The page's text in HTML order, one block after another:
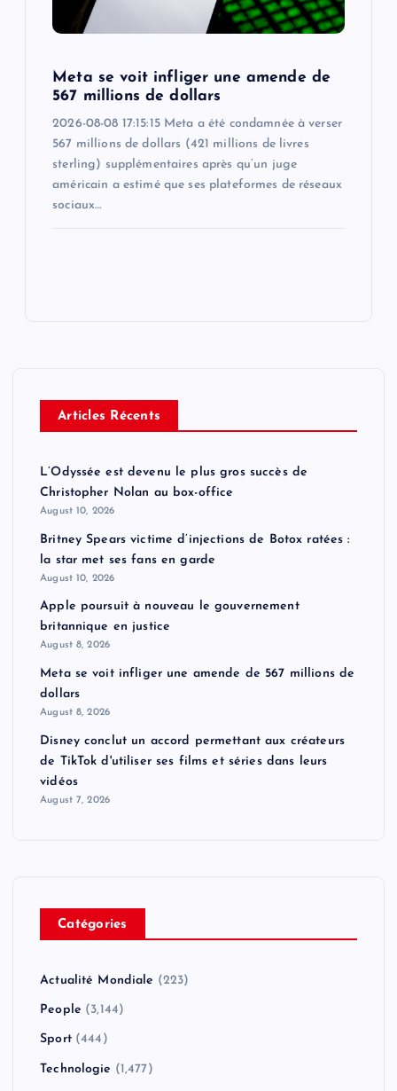
Meta se voit infliger une amende de
567 millions de dollars
2026-08-08 17:15:15 Meta a été condamnée à verser
567 millions de dollars (421 millions de livres
sterling) supplémentaires après qu’un juge
américain a estimé que ses plateformes de réseaux
sociaux…
Articles Récents
L’Odyssée est devenu le plus gros succès de
Christopher Nolan au box-office
August 10, 2026
Britney Spears victime d’injections de Botox ratées :
la star met ses fans en garde
August 10, 2026
Apple poursuit à nouveau le gouvernement
britannique en justice
August 8, 2026
Meta se voit infliger une amende de 567 millions de
dollars
August 8, 2026
Disney conclut un accord permettant aux créateurs
de TikTok d'utiliser ses films et séries dans leurs
vidéos
August 7, 2026
Catégories
Actualité Mondiale (223)
People (3,144)
Sport(444)
Technologie (1,477)